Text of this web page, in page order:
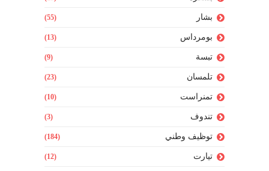
بشار (55)
بومرداس (13)
تبسة (9)
تلمسان (23)
تمنراست (10)
تندوف (3)
توظيف وطني (184)
تيارت (12)